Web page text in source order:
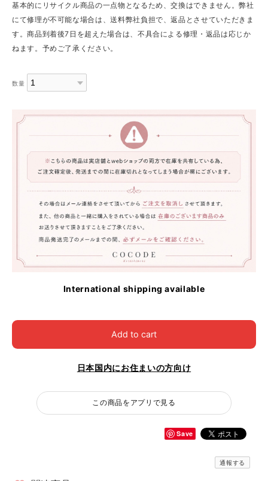
基本的にリサイクル商品の一点物となるため、交換はできません。弊社
にて修理が不可能な場合は、送料弊社負担で、返品とさせていただきま
す。商品到着後7日を超えた場合は、不具合による修理・返品は応じか
ねます。予めご了承ください。
数量
International shipping available
Add to cart
日本国内にお住まいの方向け
この商品をアプリで見る
Save
通報する